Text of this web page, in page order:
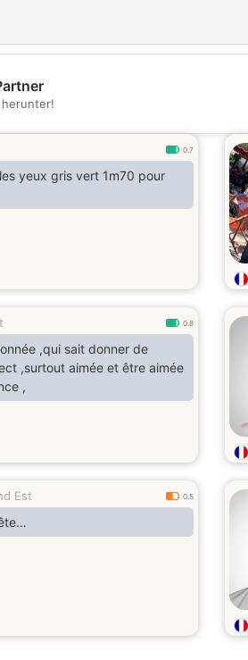
💕 0.7
yeux gris vert 1m70 pour
0.8
,qui sait donner de
,surtout aimée et être aimée
,
Est 0.5